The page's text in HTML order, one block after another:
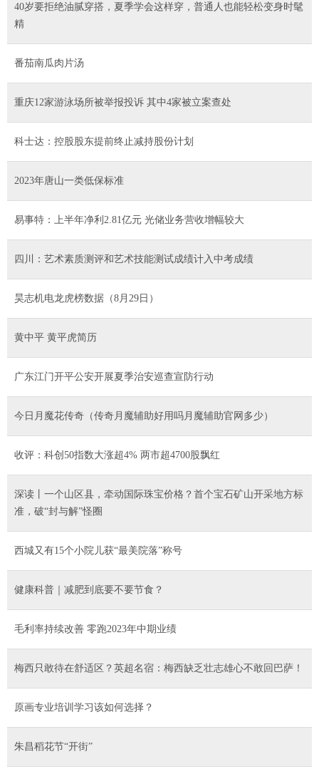
40岁要拒绝油腻穿搭，夏季学会这样穿，普通人也能轻松变身时髦
精
番茄南瓜肉片汤
重庆12家游泳场所被举报投诉 其中4家被立案查处
科士达：控股股东提前终止减持股份计划
2023年唐山一类低保标准
易事特：上半年净利2.81亿元 光储业务营收增幅较大
四川：艺术素质测评和艺术技能测试成绩计入中考成绩
昊志机电龙虎榜数据（8月29日）
黄中平 黄平虎简历
广东江门开平公安开展夏季治安巡查宣防行动
今日月魔花传奇（传奇月魔辅助好用吗月魔辅助官网多少）
收评：科创50指数大涨超4% 两市超4700股飘红
深读丨一个山区县，牵动国际珠宝价格？首个宝石矿山开采地方标
准，破“封与解”怪圈
西城又有15个小院儿获“最美院落”称号
健康科普｜减肥到底要不要节食？
毛利率持续改善 零跑2023年中期业绩
梅西只敢待在舒适区？英超名宿：梅西缺乏壮志雄心不敢回巴萨！
原画专业培训学习该如何选择？
朱昌稻花节“开街”